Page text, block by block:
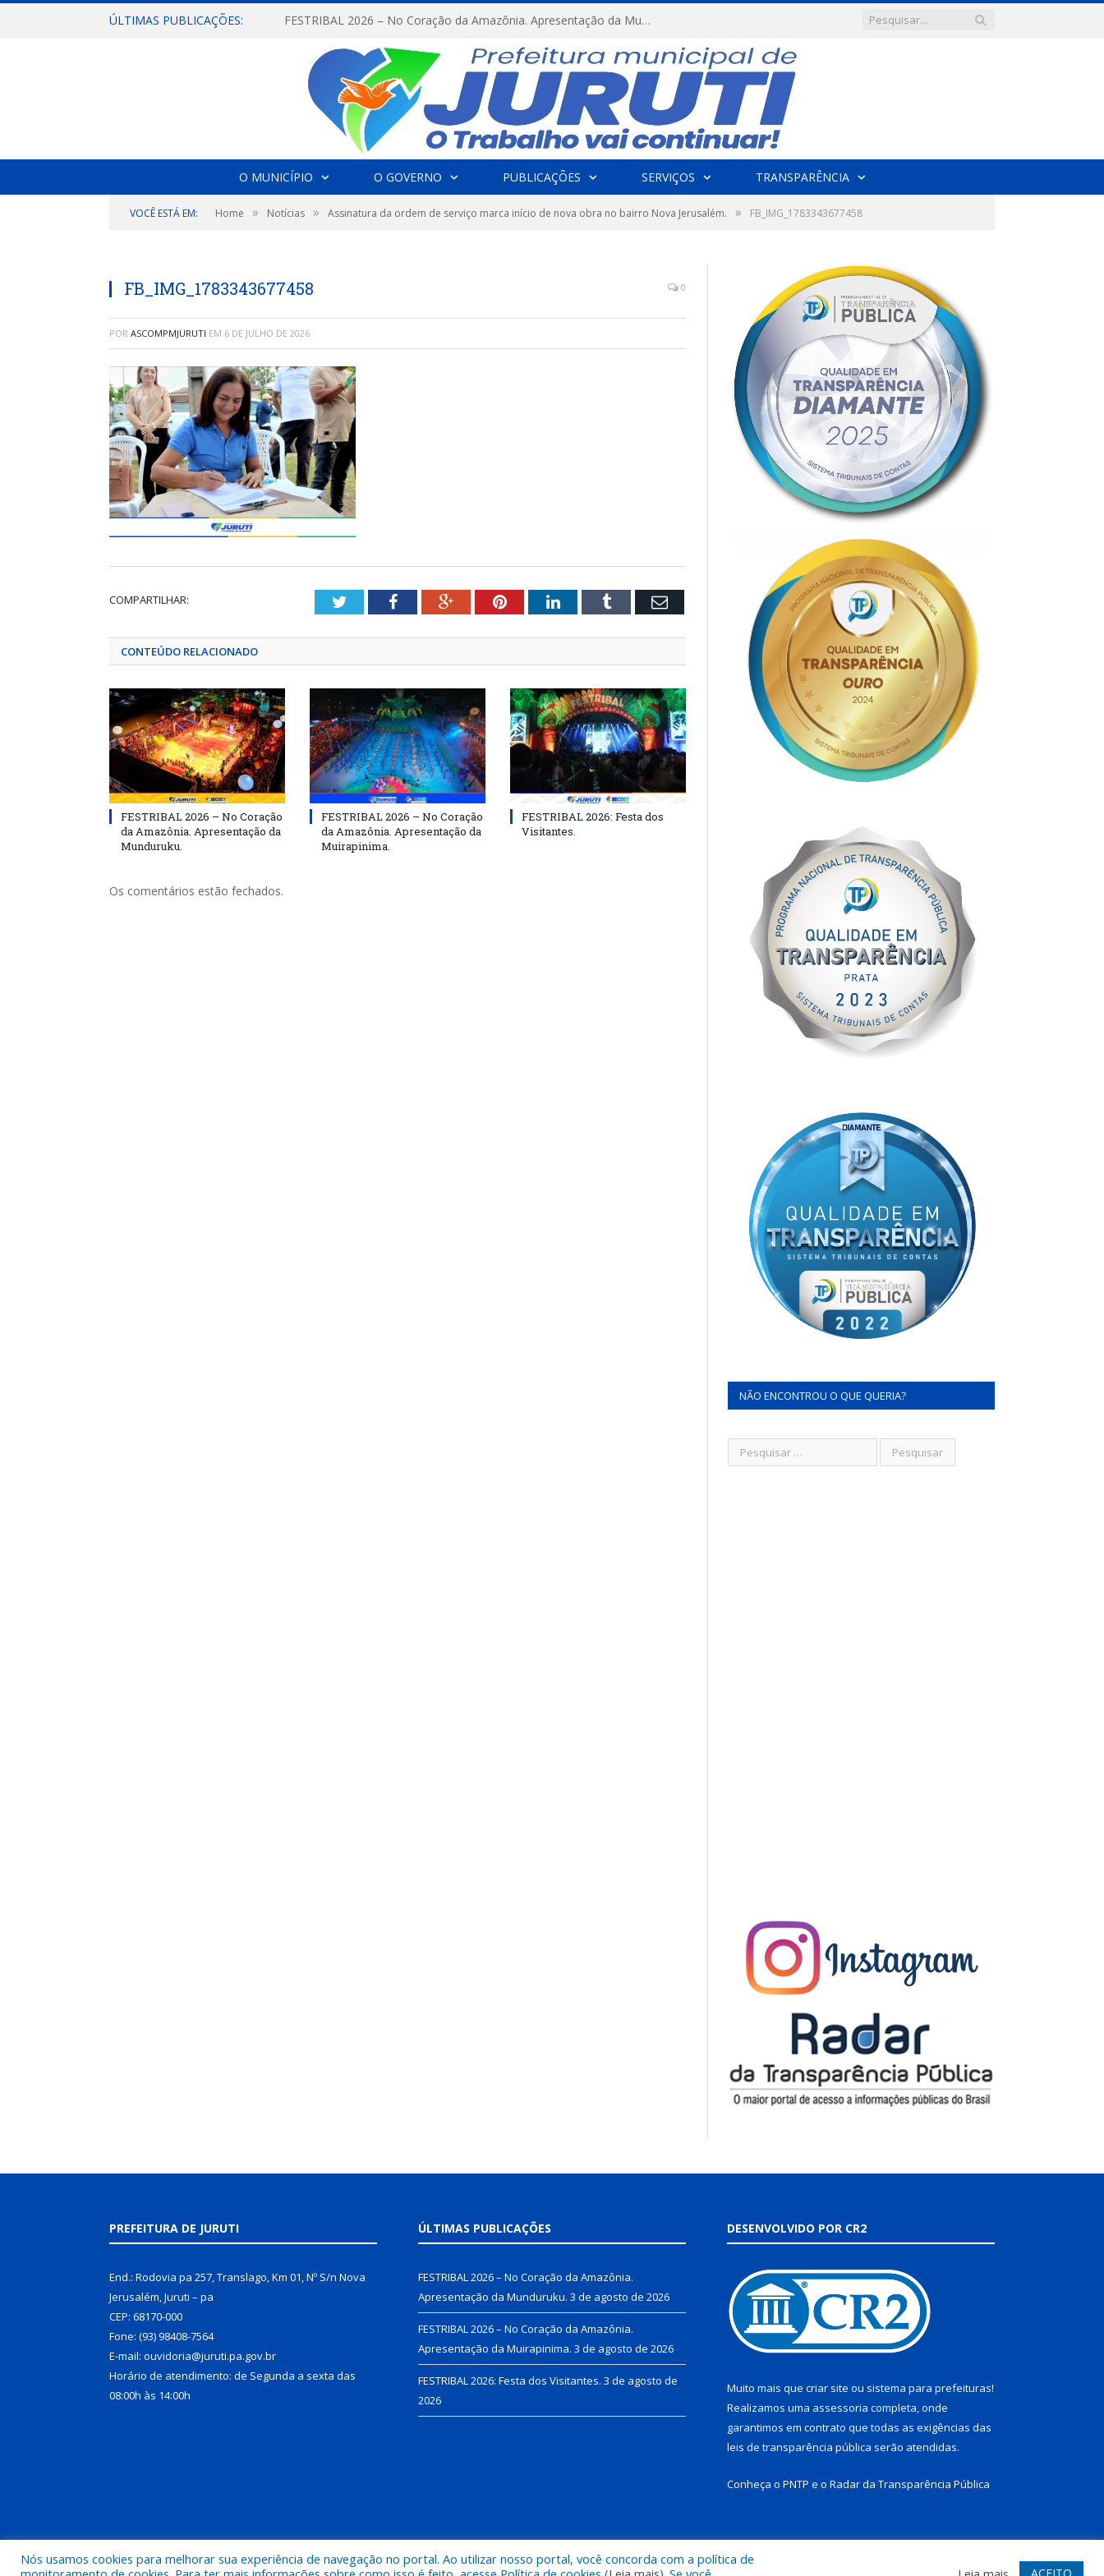
ÚLTIMAS PUBLICAÇÕES: FESTRIBAL 2026 – No Coração da Amazônia. Apresentação da Munduruku.
O MUNICÍPIO O GOVERNO PUBLICAÇÕES SERVIÇOS TRANSPARÊNCIA
VOCÊ ESTÁ EM: Home » Notícias » Assinatura da ordem de serviço marca início de nova obra no bairro Nova Jerusalém. » FB_IMG_1783343677458
FB_IMG_1783343677458 0
POR ASCOMPMJURUTI EM 6 DE JULHO DE 2026
COMPARTILHAR: TwitterFacebookGoogle+PinterestLinkedInTumblr Email
CONTEÚDO RELACIONADO
FESTRIBAL 2026 – No Coração
da Amazônia. Apresentação da
Munduruku.
FESTRIBAL 2026 – No Coração
da Amazônia. Apresentação da
Muirapinima.
FESTRIBAL 2026: Festa dos
Visitantes.
Os comentários estão fechados.
NÃO ENCONTROU O QUE QUERIA?
PREFEITURA DE JURUTI
End.: Rodovia pa 257, Translago, Km 01, Nº S/n Nova
Jerusalém, Juruti – pa
CEP: 68170-000
Fone: (93) 98408-7564
E-mail: ouvidoria@juruti.pa.gov.br
Horário de atendimento: de Segunda a sexta das
08:00h às 14:00h
ÚLTIMAS PUBLICAÇÕES
FESTRIBAL 2026 – No Coração da Amazônia.
Apresentação da Munduruku. 3 de agosto de 2026
FESTRIBAL 2026 – No Coração da Amazônia.
Apresentação da Muirapinima. 3 de agosto de 2026
FESTRIBAL 2026: Festa dos Visitantes. 3 de agosto de
2026
DESENVOLVIDO POR CR2
Muito mais que criar site ou sistema para prefeituras!
Realizamos uma assessoria completa, onde
garantimos em contrato que todas as exigências das
leis de transparência pública serão atendidas.
Conheça o PNTP e o Radar da Transparência Pública
Todos os direitos reservados a Prefeitura Municipal de Juruti. Mapa do Site Acessar Webmail
Nós usamos cookies para melhorar sua experiência de navegação no portal. Ao utilizar nosso portal, você concorda com a política de
ACEITO